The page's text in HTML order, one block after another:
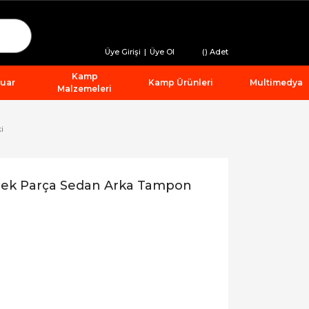
Üye Girişi | Üye Ol () Adet
Kamp
Malzemeleri
Kamp Ürünleri Multimedya
Parça Sedan Arka Tampon